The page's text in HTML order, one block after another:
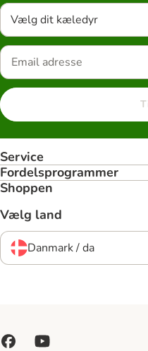
Vælg dit kæledyr
Service
Fordelsprogrammer
Shoppen
Vælg land
Danmark / da